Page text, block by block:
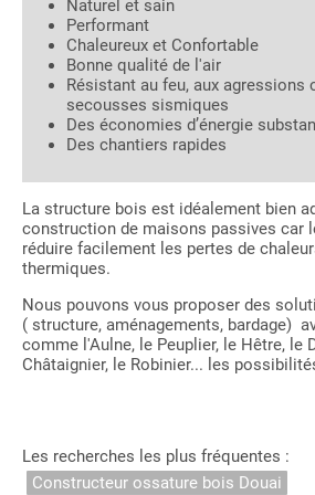
Naturel et sain
Performant
Chaleureux et Confortable
Bonne qualité de l'air
Résistant au feu, aux agressions
secousses sismiques
Des économies d’énergie
Des chantiers rapides
La structure bois est idéalement bien
construction de maisons passives car
réduire facilement les pertes de
thermiques.
Nous pouvons vous proposer des
( structure, aménagements, bardage)
comme l'Aulne, le Peuplier, le Hêtre, le
Châtaignier, le Robinier... les
Les recherches les plus fréquentes :
Constructeur ossature bois Douai